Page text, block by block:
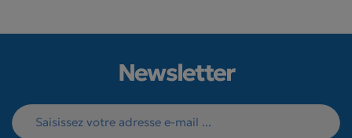
Newsletter